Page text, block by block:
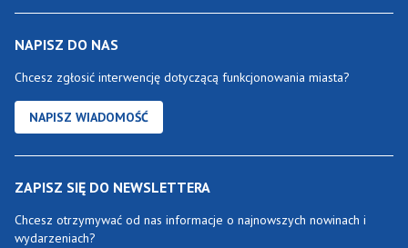
NAPISZ DO NAS
Chcesz zgłosić interwencję dotyczącą funkcjonowania miasta?
NAPISZ WIADOMOŚĆ
ZAPISZ SIĘ DO NEWSLETTERA
Chcesz otrzymywać od nas informacje o najnowszych nowinach i
wydarzeniach?